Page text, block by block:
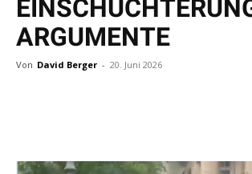
ARGUMENTE
Von David Berger - 20. Juni 2026